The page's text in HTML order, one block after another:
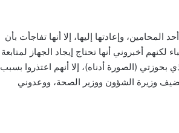
وإعادتها إليها، إلا أنها تفاجأت بأن
أخبروني أنها تحتاج إيجاد الجهاز لمتابعة
(الصورة أدناه)، إلا أنهم اعتذروا بسبب
وزيرة الشؤون ووزير الصحة، ووعدوني